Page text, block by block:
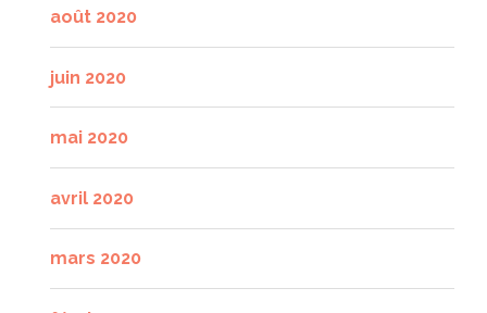
août 2020
juin 2020
mai 2020
avril 2020
mars 2020